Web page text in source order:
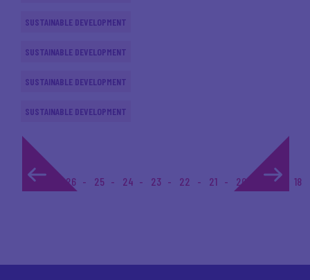
SUSTAINABLE DEVELOPMENT
SUSTAINABLE DEVELOPMENT
SUSTAINABLE DEVELOPMENT
SUSTAINABLE DEVELOPMENT
1... 26 25 24 23 22 21 20 18